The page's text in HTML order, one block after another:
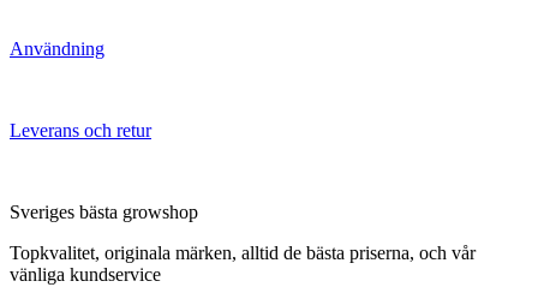
Användning
Leverans och retur
Sveriges bästa growshop
Topkvalitet, originala märken, alltid de bästa priserna, och vår
vänliga kundservice